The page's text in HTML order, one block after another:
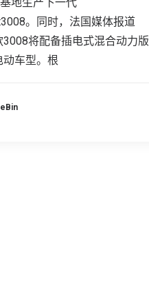
。同时，法国媒体报道
3008将配备插电式混合动力版
动车型。根